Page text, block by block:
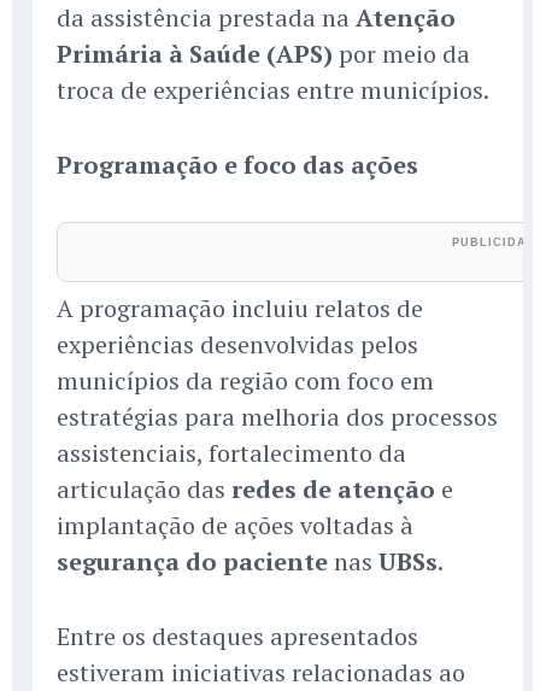
da assistência prestada na Atenção
Primária à Saúde (APS) por meio da
troca de experiências entre municípios.
Programação e foco das ações
A programação incluiu relatos de
experiências desenvolvidas pelos
municípios da região com foco em
estratégias para melhoria dos processos
assistenciais, fortalecimento da
articulação das redes de atenção e
implantação de ações voltadas à
segurança do pacientenas UBSs.
Entre os destaques apresentados
estiveram iniciativas relacionadas ao